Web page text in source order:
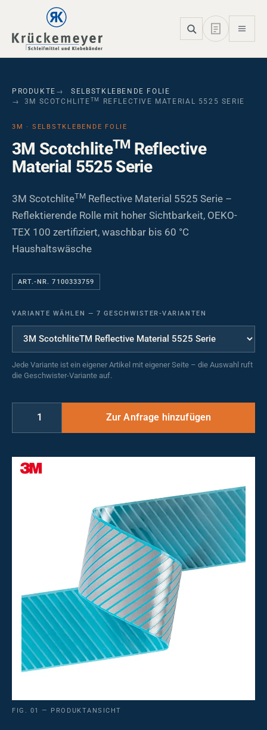
Skip to main navigation
Skip to main content
Skip to page footer
PRODUKTE
SELBSTKLEBENDE FOLIE
3M SCOTCHLITE TM REFLECTIVE MATERIAL 5525 SERIE
3M · SELBSTKLEBENDE FOLIE
3M ScotchliteTMReflective
Material 5525 Serie
3M ScotchliteTM Reflective Material 5525 Serie –
Reflektierende Rolle mit hoher Sichtbarkeit, OEKO-
TEX 100 zertifiziert, waschbar bis 60 °C
Haushaltswäsche
ART.-NR. 7100333759
VARIANTE WÄHLEN — 7 GESCHWISTER-VARIANTEN
Jede Variante ist ein eigener Artikel mit eigener Seite – die Auswahl ruft
die Geschwister-Variante auf.
FIG. 01 — PRODUKTANSICHT